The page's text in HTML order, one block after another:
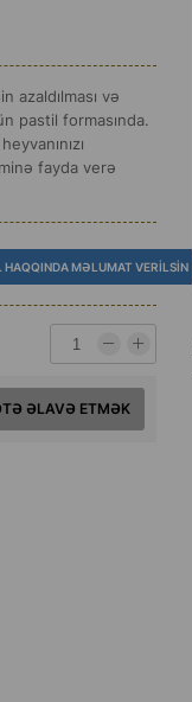
azaldılması və
pastil formasında.
fayda verə
HAQQINDA MƏLUMAT VERILSIN
ƏLAVƏ ETMƏK